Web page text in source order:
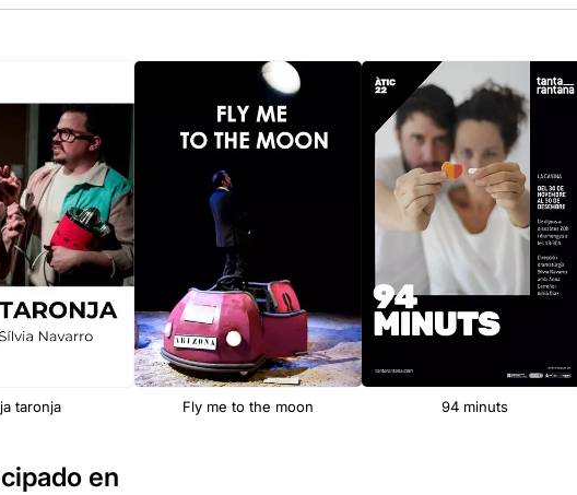
taronja Fly me to the moon 94 minuts
en